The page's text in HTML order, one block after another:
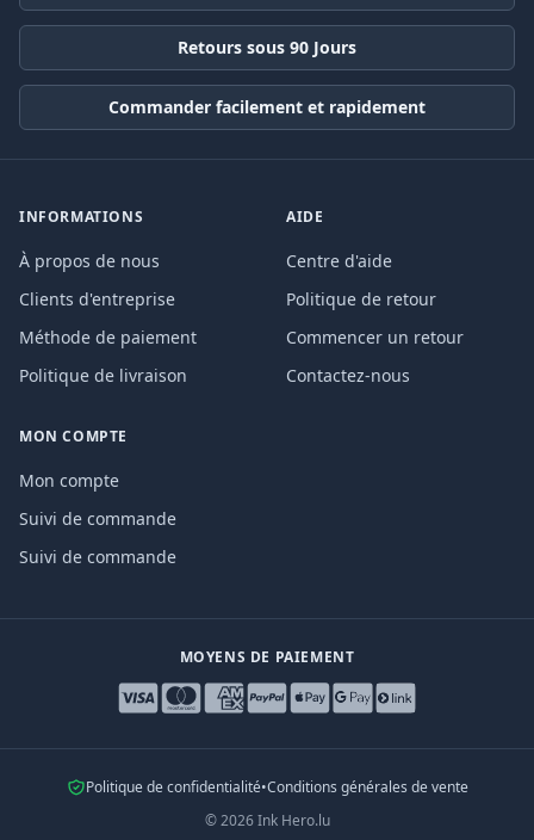
Retours sous 90 Jours
Commander facilement et rapidement
INFORMATIONS
À propos de nous
Clients d'entreprise
Méthode de paiement
Politique de livraison
AIDE
Centre d'aide
Politique de retour
Commencer un retour
Contactez-nous
MON COMPTE
Mon compte
Suivi de commande
Suivi de commande
MOYENS DE PAIEMENT
Politique de confidentialité•Conditions générales de vente
©2026 Ink Hero.lu